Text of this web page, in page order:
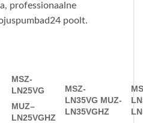
professionaalne
poolt.
MSZ-
LN25VG
MUZ–
LN25VGHZ
MSZ-
LN35VG MUZ-
LN35VGHZ